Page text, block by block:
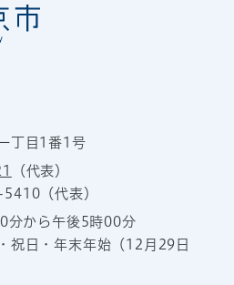
丁目1番1号
（代表）
（代表）
分から午後5時00分
祝日・年末年始（12月29日